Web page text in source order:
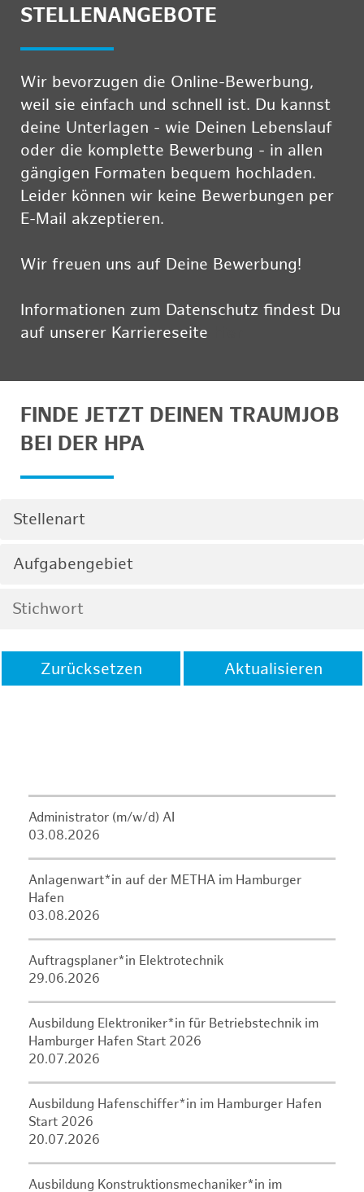
STELLENANGEBOTE
Wir bevorzugen die Online-Bewerbung,
weil sie einfach und schnell ist. Du kannst
deine Unterlagen - wie Deinen Lebenslauf
oder die komplette Bewerbung - in allen
gängigen Formaten bequem hochladen.
Leider können wir keine Bewerbungen per
E-Mail akzeptieren.
Wir freuen uns auf Deine Bewerbung!
Informationen zum Datenschutz findest Du
auf unserer Karriereseite
FINDE JETZT DEINEN TRAUMJOB
BEI DER HPA
Stellenart
Aufgabengebiet
Zurücksetzen Aktualisieren
Administrator (m/w/d) AI
03.08.2026
Anlagenwart*in auf der METHA im Hamburger
Hafen
03.08.2026
Auftragsplaner*in Elektrotechnik
29.06.2026
Ausbildung Elektroniker*in für Betriebstechnik im
Hamburger Hafen Start 2026
20.07.2026
Ausbildung Hafenschiffer*in im Hamburger Hafen
Start 2026
20.07.2026
Ausbildung Konstruktionsmechaniker*in im